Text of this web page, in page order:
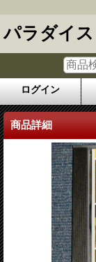
パラダイ
ログイン
商品詳細